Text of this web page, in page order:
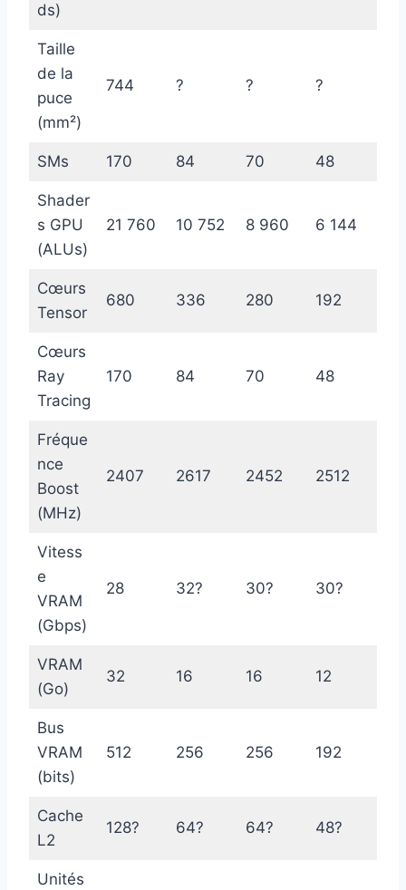
ds)
Taille
de la
puce
(mm²)
744 ? ? ?
SMs 170 84 70 48
Shader
s GPU
(ALUs)
21 760 10 752 8 960 6 144
Cœurs
Tensor
680 336 280 192
Cœurs
Ray
Tracing
170 84 70 48
Fréque
nce
Boost
(MHz)
2407 2617 2452 2512
Vitess
e
VRAM
(Gbps)
28 32? 30? 30?
VRAM
(Go)
32 16 16 12
Bus
VRAM
(bits)
512 256 256 192
Cache
L2
128? 64? 64? 48?
Unités